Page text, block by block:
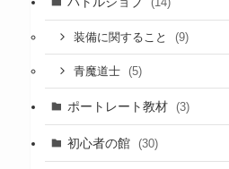
装備に関すること (9)
青魔道士 (5)
ポートレート教材 (3)
初心者の館 (30)